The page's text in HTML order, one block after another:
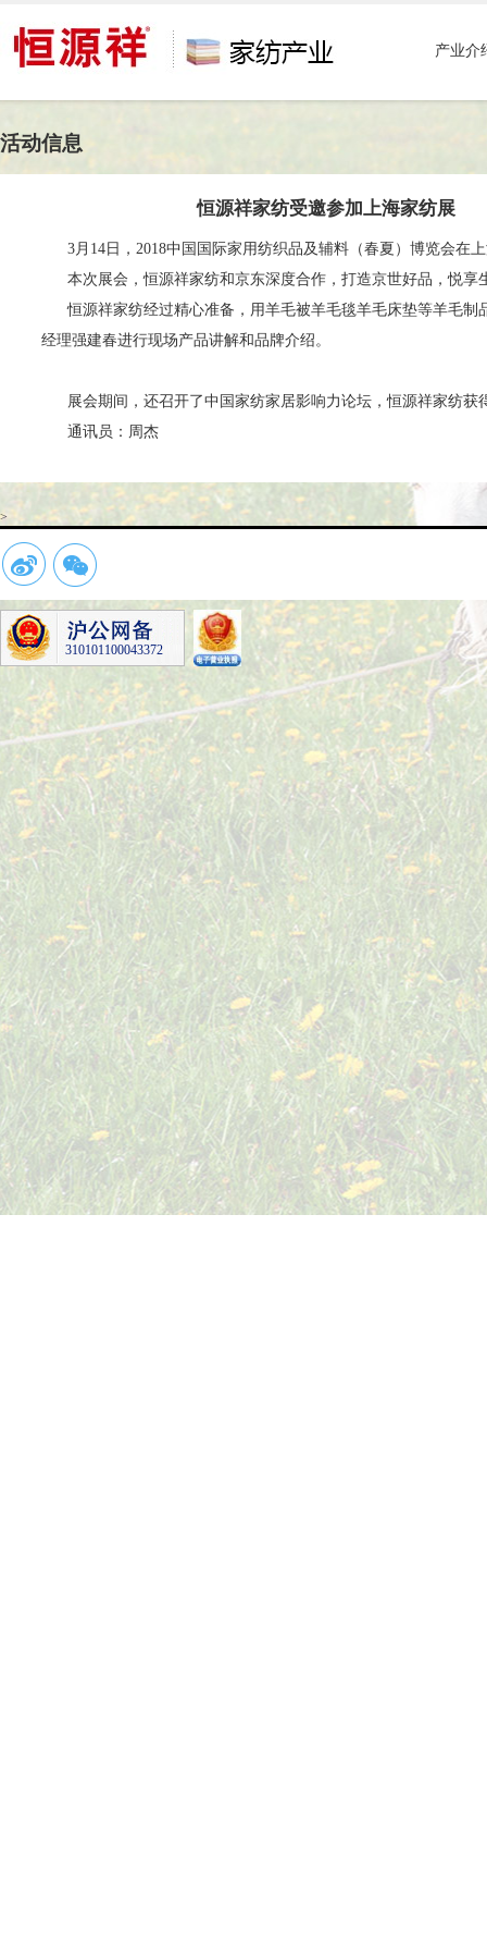
产业介
活动信息
恒源祥家纺受邀参加上海家纺展
3月14日，2018中国国际家用纺织品及辅料（春夏）博览会在
本次展会，恒源祥家纺和京东深度合作，打造京世好品，悦享
恒源祥家纺经过精心准备，用羊毛被羊毛毯羊毛床垫等羊毛制
经理强建春进行现场产品讲解和品牌介绍。
展会期间，还召开了中国家纺家居影响力论坛，恒源祥家纺获
通讯员：周杰
>
310101100043372